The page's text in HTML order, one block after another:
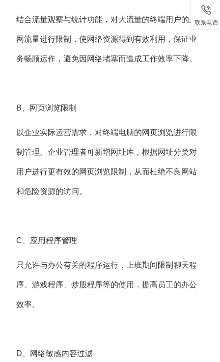
结合流量观察与统计功能，对大流量的终端用户的上
网流量进行限制，使网络资源得到有效利用，保证业
务畅顺运作，避免因网络堵塞而造成工作效率下降。
B、网页浏览限制
以企业实际运营需求，对终端电脑的网页浏览进行限
制管理。企业管理者可新增网址库，根据网址分类对
用户进行更有效的网页浏览限制，从而杜绝不良网站
和危险资源的访问。
C、应用程序管理
只允许与办公有关的程序运行，上班期间限制聊天程
序、游戏程序、炒股程序等的使用，提高员工的办公
效率。
D、网络敏感内容过滤
联系电话